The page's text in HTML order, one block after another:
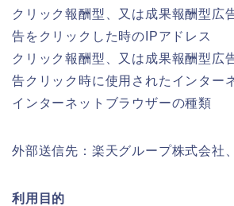
クリック報酬型、又は成果報酬型広
告をクリックした時のIPアドレス
クリック報酬型、又は成果報酬型広
告クリック時に使用されたインター
インターネットブラウザーの種類
外部送信先：楽天グループ株式会社
利用目的